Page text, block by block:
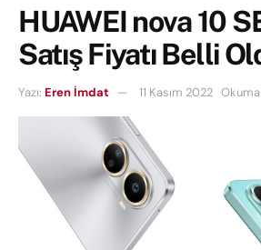
HUAWEI nova 10
Satış Fiyatı Belli
Yazı: Eren İmdat 11 Kasım 2022